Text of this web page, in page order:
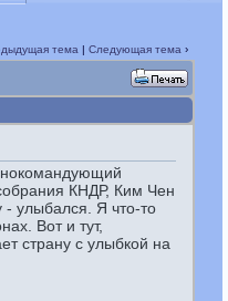
тема |Следующая тема ›
КНДР, Ким Чен
- улыбался. Я что-то
Вот и тут,
страну с улыбкой на